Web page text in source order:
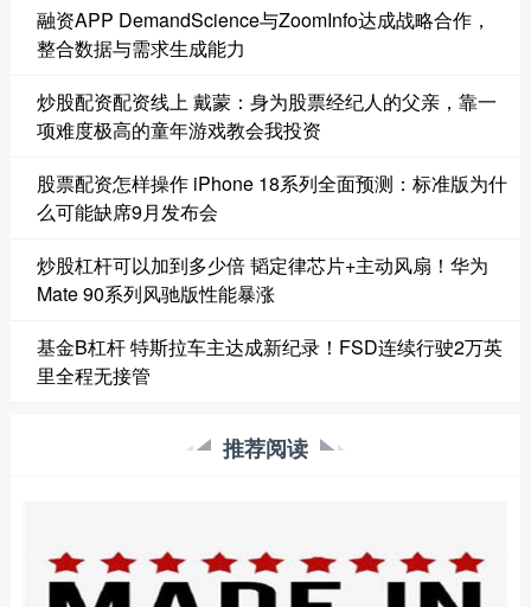
融资APP DemandScience与ZoomInfo达成战略合作，
整合数据与需求生成能力
炒股配资配资线上 戴蒙：身为股票经纪人的父亲，靠一
项难度极高的童年游戏教会我投资
股票配资怎样操作 iPhone 18系列全面预测：标准版为什
么可能缺席9月发布会
炒股杠杆可以加到多少倍 韬定律芯片+主动风扇！华为
Mate 90系列风驰版性能暴涨
基金B杠杆 特斯拉车主达成新纪录！FSD连续行驶2万英
里全程无接管
推荐阅读